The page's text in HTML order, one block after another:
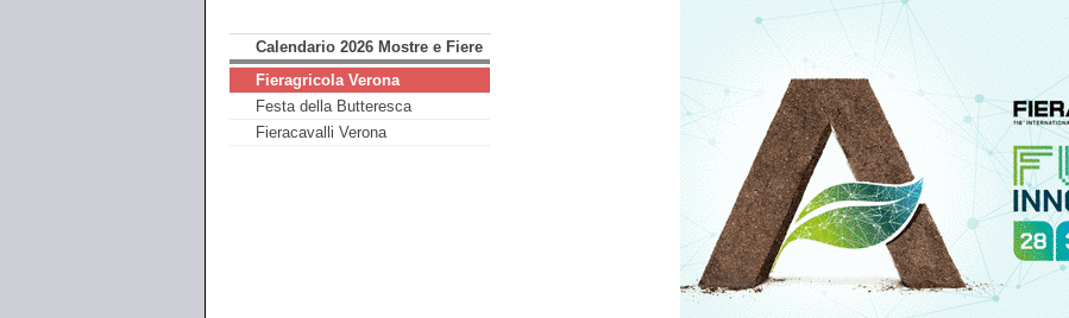
Calendario 2026 Mostre e Fiere
Fieragricola Verona
Festa della Butteresca
Fieracavalli Verona